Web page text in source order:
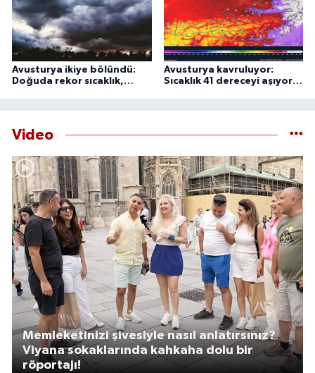
Avusturya ikiye bölündü:
Doğuda rekor sıcaklık,
Avusturya kavruluyor:
Sıcaklık 41 dereceyi aşıyor,
Video
Memleketinizi şivesiyle nasıl anlatırsınız?
Viyana sokaklarında kahkaha dolu bir
röportajı!